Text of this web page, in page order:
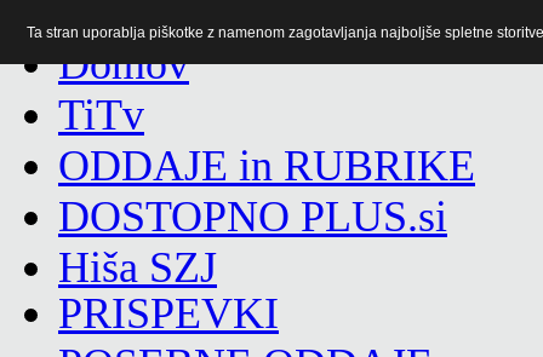
TiTv
ODDAJE in RUBRIKE
DOSTOPNO PLUS.si
Hiša SZJ
PRISPEVKI
Ta stran uporablja piškotke z namenom zagotavljanja najboljše spletne